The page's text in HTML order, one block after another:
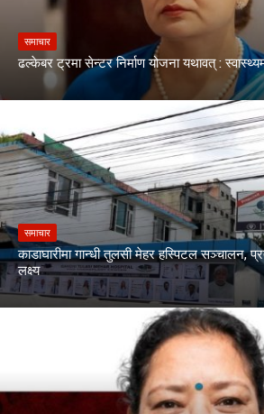
समाचार
ढल्केबर ट्रमा सेन्टर निर्माण योजना यथावत् :
समाचार
काडाघारीमा गान्धी तुलसी मेहर हस्पिटल सञ्चालन,
लक्ष्य